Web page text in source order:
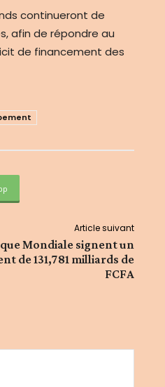
continueront de
afin de répondre au
de financement des
Article suivant
Mondiale signent un
de 131,781 milliards de
FCFA